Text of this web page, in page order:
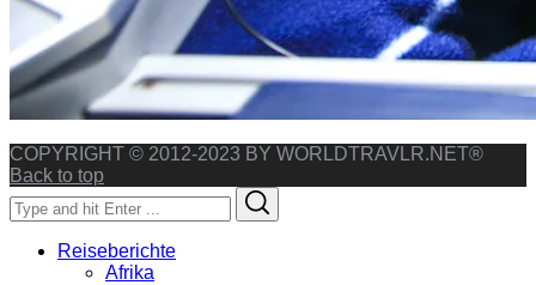
COPYRIGHT © 2012-2023 BY WORLDTRAVLR.NET®
Back to top
Search
for:
Reiseberichte
Afrika